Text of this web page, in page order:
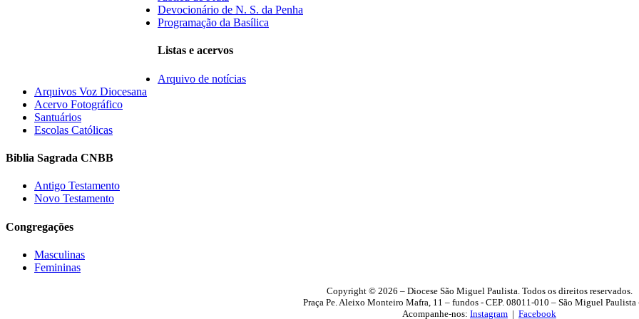
Devocionário de N. S. da Penha
Programação da Basílica
Listas e acervos
Arquivo de notícias
Arquivos Voz Diocesana
Acervo Fotográfico
Santuários
Escolas Católicas
Biblia Sagrada CNBB
Antigo Testamento
Novo Testamento
Congregações
Masculinas
Femininas
Copyright © 2026 – Diocese São Miguel Paulista. Todos os direitos reservados.
Praça Pe. Aleixo Monteiro Mafra, 11 – fundos - CEP. 08011-010 – São Miguel Paulista
Acompanhe-nos: Instagram | Facebook